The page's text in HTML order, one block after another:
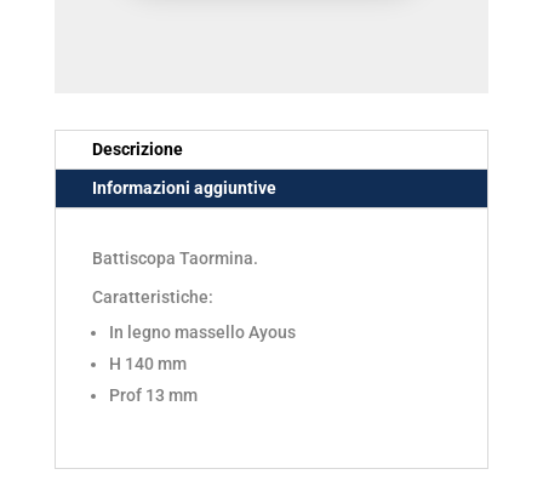
(8679)
quantità
Descrizione
Informazioni aggiuntive
Battiscopa Taormina.
Caratteristiche:
In legno massello Ayous
H 140 mm
Prof 13 mm